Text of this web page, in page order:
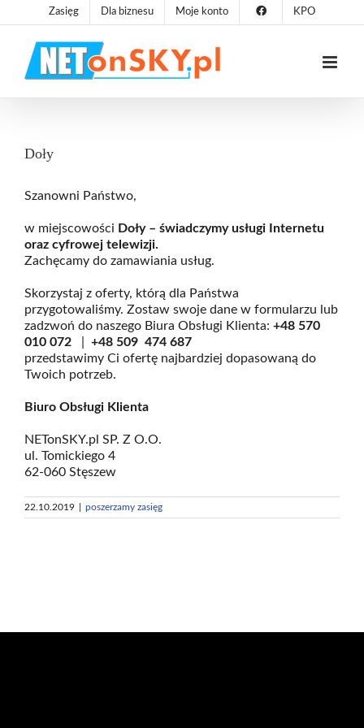
do
zawartości
Zasięg Dla biznesu Moje konto KPO
Doły
Szanowni Państwo,
w miejscowości Doły – świadczymy usługi Internetu
oraz cyfrowej telewizji.
Zachęcamy do zamawiania usług.
Skorzystaj z oferty, którą dla Państwa
przygotowaliśmy. Zostaw swoje dane w formularzu lub
zadzwoń do naszego Biura Obsługi Klienta: +48 570
010 072
+48 509 474 687
przedstawimy Ci ofertę najbardziej dopasowaną do
Twoich potrzeb.
Biuro Obsługi Klienta
NETonSKY.pl SP. Z O.O.
ul. Tomickiego 4
62-060 Stęszew
22.10.2019 poszerzamy zasięg